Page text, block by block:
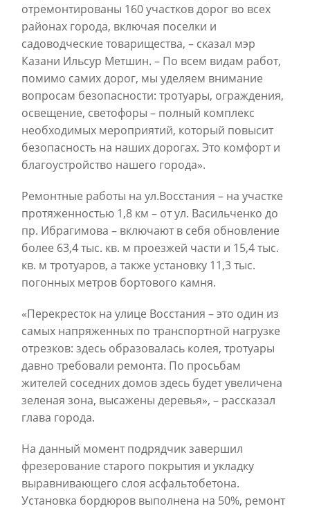
отремонтированы 160 участков дорог во всех
районах города, включая поселки и
садоводческие товарищества, – сказал мэр
Казани Ильсур Метшин. – По всем видам работ,
помимо самих дорог, мы уделяем внимание
вопросам безопасности: тротуары, ограждения,
освещение, светофоры – полный комплекс
необходимых мероприятий, который повысит
безопасность на наших дорогах. Это комфорт и
благоустройство нашего города».
Ремонтные работы на ул.Восстания – на участке
протяженностью 1,8 км – от ул. Васильченко до
пр. Ибрагимова – включают в себя обновление
более 63,4 тыс. кв. м проезжей части и 15,4 тыс.
кв. м тротуаров, а также установку 11,3 тыс.
погонных метров бортового камня.
«Перекресток на улице Восстания – это один из
самых напряженных по транспортной нагрузке
отрезков: здесь образовалась колея, тротуары
давно требовали ремонта. По просьбам
жителей соседних домов здесь будет увеличена
зеленая зона, высажены деревья», – рассказал
глава города.
На данный момент подрядчик завершил
фрезерование старого покрытия и укладку
выравнивающего слоя асфальтобетона.
Установка бордюров выполнена на 50%, ремонт